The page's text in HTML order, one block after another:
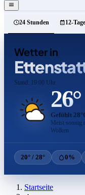
24 Stunden 12-Tage
Wetter in
Stand: 19:00 Uhr
26°
Gefühlt
Meist sonnig
Wolken
20° / 28° 0%
Startseite